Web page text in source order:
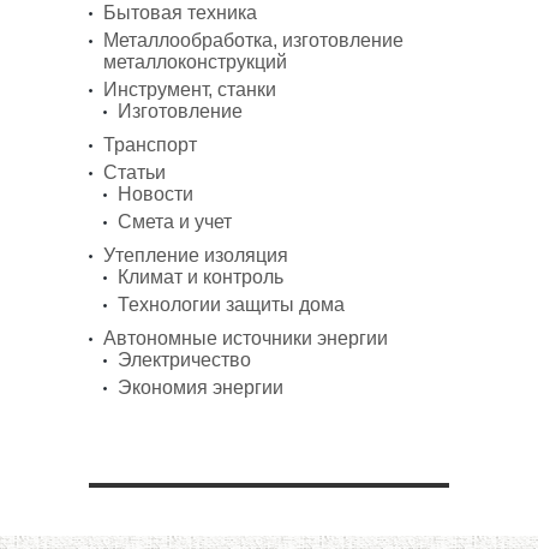
Бытовая техника
Металлообработка, изготовление
металлоконструкций
Инструмент, станки
Изготовление
Транспорт
Статьи
Новости
Смета и учет
Утепление изоляция
Климат и контроль
Технологии защиты дома
Автономные источники энергии
Электричество
Экономия энергии